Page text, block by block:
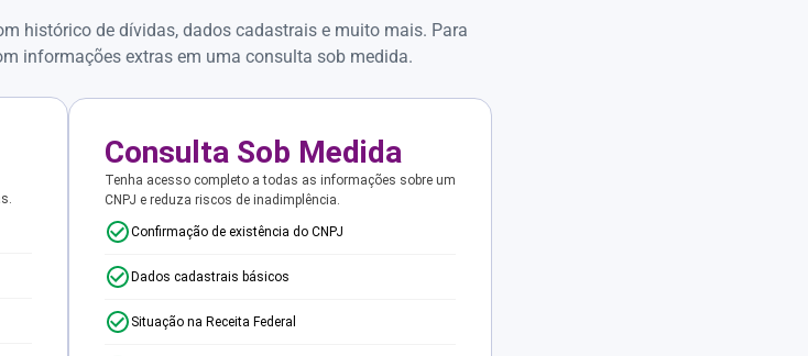
histórico de dívidas, dados cadastrais e muito mais. Para
informações extras em uma consulta sob medida.
Consulta Sob Medida
Tenha acesso completo a todas as informações sobre um
CNPJ e reduza riscos de inadimplência.
Confirmação de existência do CNPJ
Dados cadastrais básicos
Situação na Receita Federal